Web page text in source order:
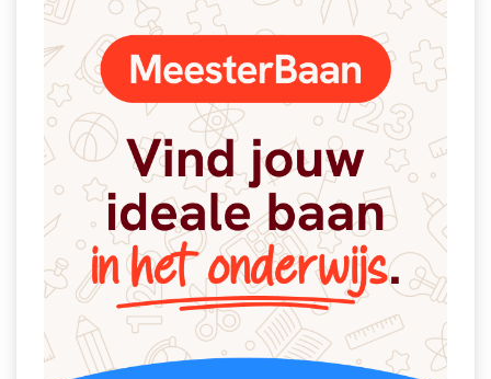
Nieuws
Onderwijsprijs
Ruimte
Schoolreisideeën
Schoolspullen
Seizoenen
Seksualiteit
Sinterklaas
Spelletjes
Kruiswoordpuzzels
Onderwijslonen
Vrijeschoolonderwijs
Montessori onderwijs
Jenaplanonderwijs
Daltononderwijs
Schoolspullen
Onderwijsvacatures
Afscheidstekst collega
Studieschuld & Hypotheek